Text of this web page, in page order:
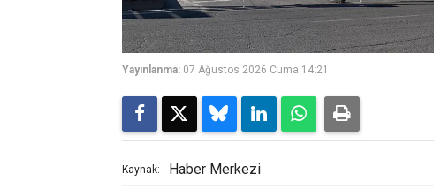
Yayınlanma: 07 Ağustos 2026 Cuma 14:21
Kaynak: Haber Merkezi